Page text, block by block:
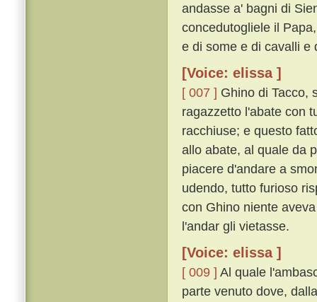
andasse a' bagni di
concedutogliele il
e di some e di cavalli e
[Voice: elissa ]
[ 007 ] Ghino di Tacco,
ragazzetto l'abate con
racchiuse; e questo
allo abate, al quale da
piacere d'andare a
udendo, tutto furioso
con Ghino niente
l'andar gli vietasse.
[Voice: elissa ]
[ 009 ] Al quale
parte venuto dove,